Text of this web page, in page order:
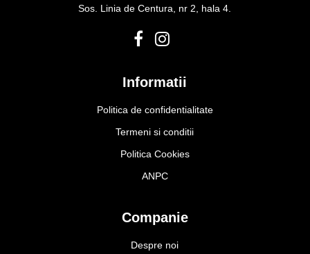
Sos. Linia de Centura, nr 2, hala 4.
Informatii
Politica de confidentialitate
Termeni si conditii
Politica Cookies
ANPC
Companie
Despre noi